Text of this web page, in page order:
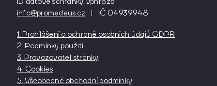
Pro interní lékařství
Pro kardiochirurgy
Pro kardiology
Pro lázeňství
Pro neurochirurgy
Pro oftalmology
info@promedeus.cz
| IČ 04939948
1. Prohlášení o ochraně osobních údajů GDPR
2. Podmínky použití
3. Provozovatel stránky
4. Cookies
5. Všeobecné obchodní podmínky